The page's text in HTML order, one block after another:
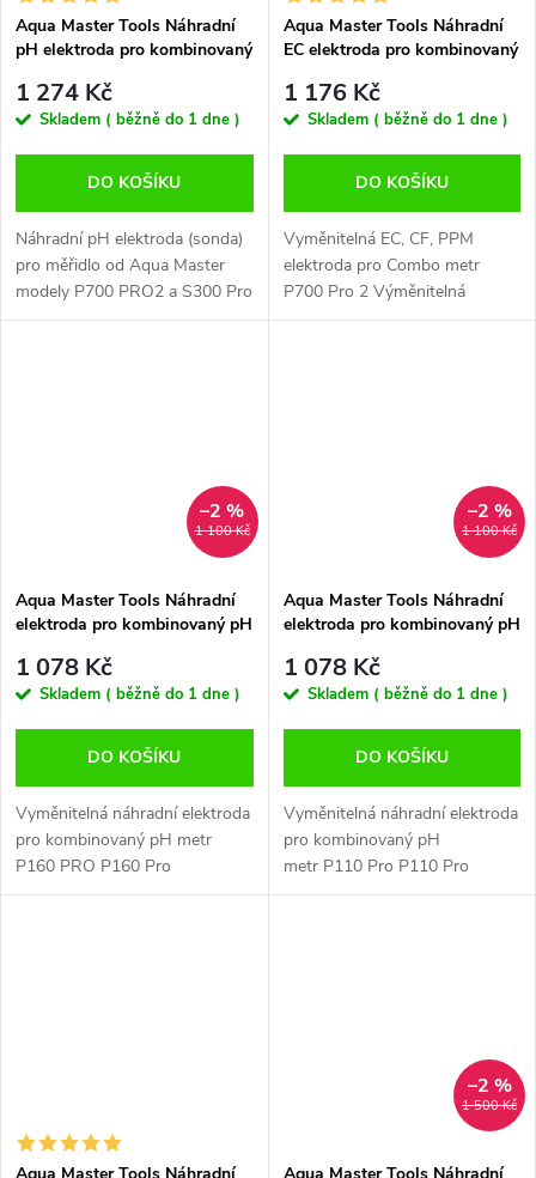
Aqua Master Tools Náhradní
pH elektroda pro kombinovaný
1 274 Kč
Skladem ( běžně do 1 dne )
DO KOŠÍKU
Náhradní pH elektroda (sonda)
pro měřidlo od Aqua Master
modely P700 PRO2 a S300 Pro
2 Výměnná pH elektroda
Aqua Master Tools Náhradní
EC elektroda pro kombinovaný
1 176 Kč
Skladem ( běžně do 1 dne )
DO KOŠÍKU
Vyměnitelná EC, CF, PPM
elektroda pro Combo metr
P700 Pro 2 Výměnitelná
náhradní EC sonda pro
1 100 Kč
–2 %
Aqua Master Tools Náhradní
elektroda pro kombinovaný pH
1 078 Kč
Skladem ( běžně do 1 dne )
DO KOŠÍKU
Vyměnitelná náhradní elektroda
pro kombinovaný pH metr
P160 PRO P160 Pro
vyměnitelná sonda (pH, EC,
1 100 Kč
–2 %
Aqua Master Tools Náhradní
elektroda pro kombinovaný pH
1 078 Kč
Skladem ( běžně do 1 dne )
DO KOŠÍKU
Vyměnitelná náhradní elektroda
pro kombinovaný pH
metr P110 Pro P110 Pro
vyměnitelná sonda (pH, EC a
1 500 Kč
–2 %